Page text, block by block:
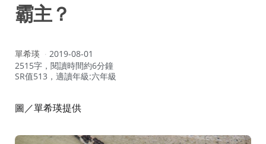
霸主？
作
者：
單希瑛
2019-08-01
2515字，閱讀時間約6分鐘
SR值513，適讀年級:六年級
圖／單希瑛提供